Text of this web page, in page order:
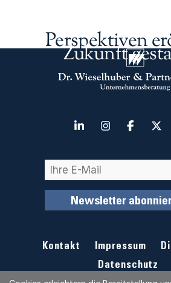
Newsletter
Kontakt Impressum
Datenschutz
Perspektiven
Zukunft